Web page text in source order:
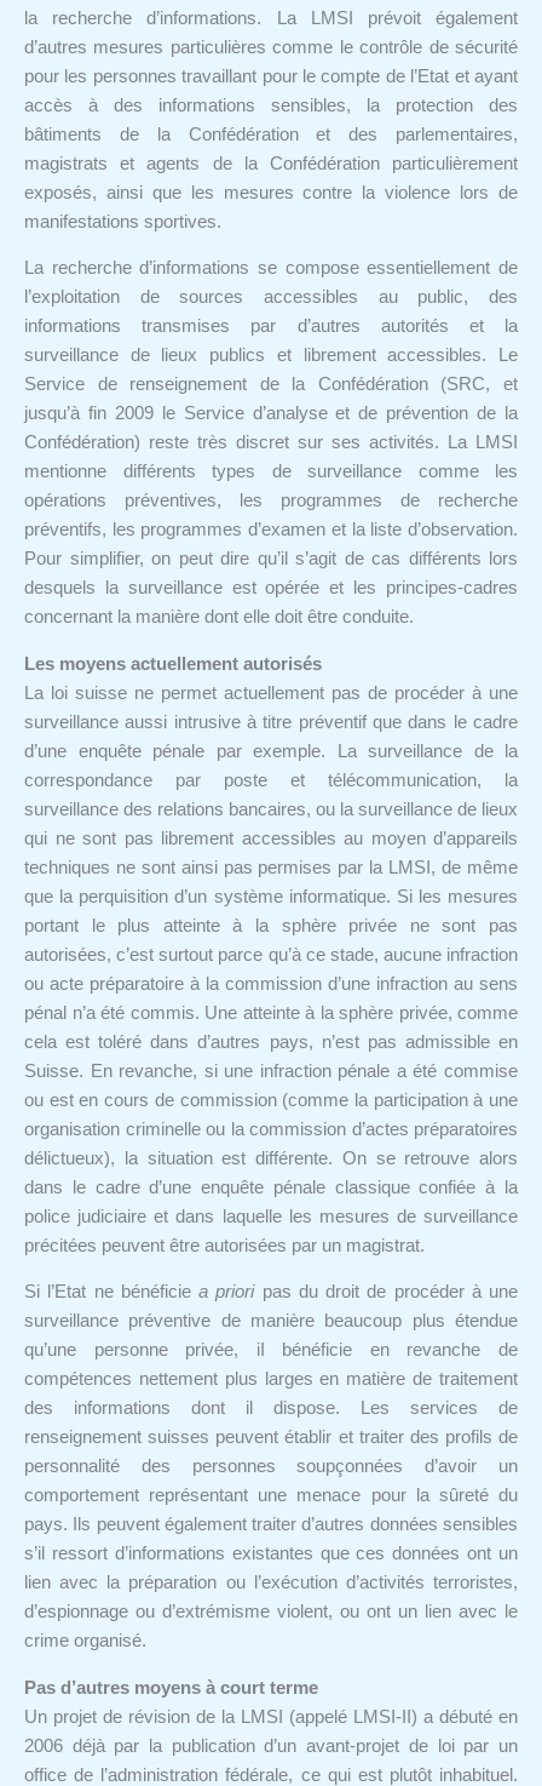
la recherche d’informations. La LMSI prévoit également
d’autres mesures particulières comme le contrôle de sécurité
pour les personnes travaillant pour le compte de l’Etat et ayant
accès à des informations sensibles, la protection des
bâtiments de la Confédération et des parlementaires,
magistrats et agents de la Confédération particulièrement
exposés, ainsi que les mesures contre la violence lors de
manifestations sportives.
La recherche d’informations se compose essentiellement de
l’exploitation de sources accessibles au public, des
informations transmises par d’autres autorités et la
surveillance de lieux publics et librement accessibles. Le
Service de renseignement de la Confédération (SRC, et
jusqu’à fin 2009 le Service d’analyse et de prévention de la
Confédération) reste très discret sur ses activités. La LMSI
mentionne différents types de surveillance comme les
opérations préventives, les programmes de recherche
préventifs, les programmes d’examen et la liste d’observation.
Pour simplifier, on peut dire qu’il s’agit de cas différents lors
desquels la surveillance est opérée et les principes-cadres
concernant la manière dont elle doit être conduite.
Les moyens actuellement autorisés
La loi suisse ne permet actuellement pas de procéder à une
surveillance aussi intrusive à titre préventif que dans le cadre
d’une enquête pénale par exemple. La surveillance de la
correspondance par poste et télécommunication, la
surveillance des relations bancaires, ou la surveillance de lieux
qui ne sont pas librement accessibles au moyen d’appareils
techniques ne sont ainsi pas permises par la LMSI, de même
que la perquisition d’un système informatique. Si les mesures
portant le plus atteinte à la sphère privée ne sont pas
autorisées, c’est surtout parce qu’à ce stade, aucune infraction
ou acte préparatoire à la commission d’une infraction au sens
pénal n’a été commis. Une atteinte à la sphère privée, comme
cela est toléré dans d’autres pays, n’est pas admissible en
Suisse. En revanche, si une infraction pénale a été commise
ou est en cours de commission (comme la participation à une
organisation criminelle ou la commission d’actes préparatoires
délictueux), la situation est différente. On se retrouve alors
dans le cadre d’une enquête pénale classique confiée à la
police judiciaire et dans laquelle les mesures de surveillance
précitées peuvent être autorisées par un magistrat.
Si l’Etat ne bénéficie a prioripas du droit de procéder à une
surveillance préventive de manière beaucoup plus étendue
qu’une personne privée, iI bénéficie en revanche de
compétences nettement plus larges en matière de traitement
des informations dont il dispose. Les services de
renseignement suisses peuvent établir et traiter des profils de
personnalité des personnes soupçonnées d’avoir un
comportement représentant une menace pour la sûreté du
pays. Ils peuvent également traiter d’autres données sensibles
s’il ressort d’informations existantes que ces données ont un
lien avec la préparation ou l’exécution d’activités terroristes,
d’espionnage ou d’extrémisme violent, ou ont un lien avec le
crime organisé.
Pas d’autres moyens à court terme
Un projet de révision de la LMSI (appelé LMSI-II) a débuté en
2006 déjà par la publication d’un avant-projet de loi par un
office de l’administration fédérale, ce qui est plutôt inhabituel.